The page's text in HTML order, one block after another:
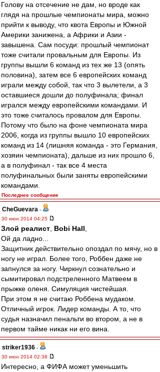
Голову на отсечение не дам, но вроде как
глядя на прошлые чемпионаты мира, можно
прийти к выводу, что квота Европы и Южной
Америки занижена, а Африки и Азии -
завышена. Сам посуди: прошлый чемпионат
тоже считали провальным для Европы. Из
группы вышли 6 команд из тех же 13 (опять
половина), затем все 6 европейских команд
играли между собой, так что 3 вылетели, а 3
оставшиеся дошли до полуфинала; финал
игрался между европейскими командами. И
это тоже считалось провалом для Европы.
Потому что было на фоне чемпионата мира
2006, когда из группы вышло 10 европейских
команд из 14 (лишняя команда - это Германия,
хозяин чемпионата), дальше из них прошло 6,
а в полуфинал - так все 4 места
полуфинальных были заняты европейскими
командами.
Последнее сообщение
CheGuevara -
30 июн 2014 04:25
Злой реалист Bobi Hall
Ой да ладно...
Защитник действительно опоздал по мячу, но в
ногу не играл. Более того, Роббен даже не
запнулся за ногу. Чиркнул сознательно и
сымитировал подстреленного Матвеем в
прыжке оленя. Симуляция чистейшая.
При этом я не считаю Роббена мудаком.
Отличный игрок. Лидер команды. А то, что
судья назначил пенальти во втором, а не в
первом тайме никак ни его вина.
striker1936 -
30 июн 2014 02:38
Интересно, а ФИФА может уменьшить